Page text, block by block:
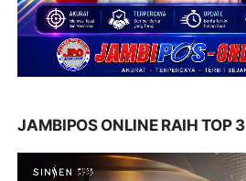
JAMBIPOS ONLINE RAIH TOP 3